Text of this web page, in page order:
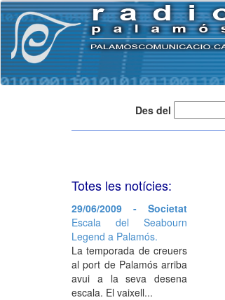
Des del
Totes les notícies:
29/06/2009 - Societat
Escala del Seabourn
Legend a Palamós.
La temporada de creuers
al port de Palamós arriba
avui a la seva desena
escala. El vaixell...